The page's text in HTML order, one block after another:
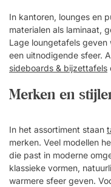
In kantoren, lounges en
materialen als laminaat,
Lage loungetafels
een uitnodigende sfeer.
sideboards & bijzettafels
Merken en
In het assortiment staan
merken. Veel modellen
die past in moderne
klassieke vormen,
warmere sfeer geven.